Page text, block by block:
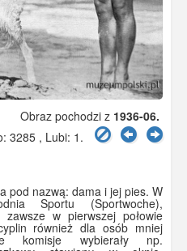
Obraz pochodzi z 1936-06.
3285 , Lubi: 1 .
pod nazwą: dama i jej pies. W
Sportu (Sportwoche),
w pierwszej połowie
również dla osób mniej
komisje wybierały np.